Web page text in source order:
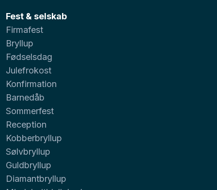
Fest & selskab
Firmafest
Bryllup
Fødselsdag
Julefrokost
Konfirmation
Barnedåb
Sommerfest
Reception
Kobberbryllup
Sølvbryllup
Guldbryllup
Diamantbryllup